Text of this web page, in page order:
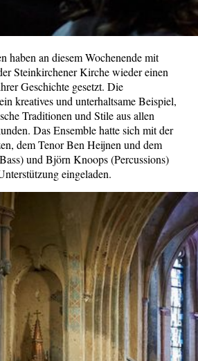
haben an diesem Wochenende mit
Steinkirchener Kirche wieder einen
Geschichte gesetzt. Die
kreatives und unterhaltsame Beispiel,
Traditionen und Stile aus allen
Das Ensemble hatte sich mit der
dem Tenor Ben Heijnen und dem
und Björn Knoops (Percussions)
eingeladen.